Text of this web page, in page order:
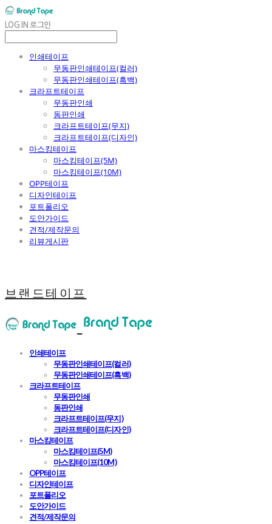
LOG IN 로그인
인쇄테이프
무동판인쇄테이프(컬러)
무동판인쇄테이프(흑백)
크라프트테이프
무동판인쇄
동판인쇄
크라프트테이프(무지)
크라프트테이프(디자인)
마스킹테이프
마스킹테이프(5M)
마스킹테이프(10M)
OPP테이프
디자인테이프
포트폴리오
도안가이드
견적/제작문의
리뷰게시판
브랜드테이프
인쇄테이프
무동판인쇄테이프(컬러)
무동판인쇄테이프(흑백)
크라프트테이프
무동판인쇄
동판인쇄
크라프트테이프(무지)
크라프트테이프(디자인)
마스킹테이프
마스킹테이프(5M)
마스킹테이프(10M)
OPP테이프
디자인테이프
포트폴리오
도안가이드
견적/제작문의